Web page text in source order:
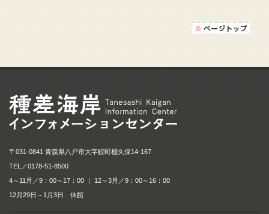
〒031-0841 青森県八戸市大字鮫町棚久保14-167
TEL／0178-51-8500
4～11月／9：00～17：00 ｜ 12～3月／9：00～16：00
12月29日～1月3日 休館